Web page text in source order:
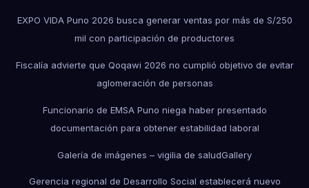
EXPO VIDA Puno 2026 busca generar ventas por más de S/250
mil con participación de productores
Fiscalía advierte que Qoqawi 2026 no cumplió objetivo de evitar
aglomeración de personas
Funcionario de EMSA Puno niega haber presentado
documentación para obtener estabilidad laboral
Galería de imágenes – vigilia de saludGallery
Gerencia regional de Desarrollo Social establecerá nuevo